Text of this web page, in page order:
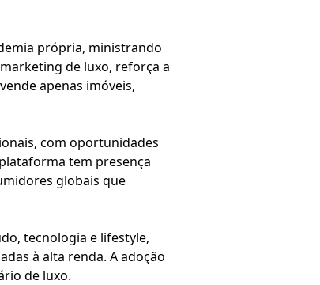
própria, ministrando
de luxo, reforça a
apenas imóveis,
com oportunidades
tem presença
globais que
tecnologia e lifestyle,
à alta renda. A adoção
de luxo.